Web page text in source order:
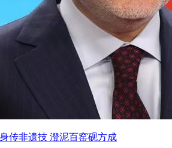
传非遗技 澄泥百窑砚方成